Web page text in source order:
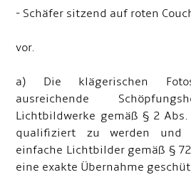
- Schäfer sitzend auf roten
vor.
a) Die klägerischen
ausreichende
Lichtbildwerke gemäß § 2
qualifiziert zu werden und
einfache Lichtbilder gemäß §
eine exakte Übernahme